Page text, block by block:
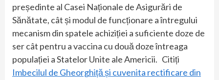
președinte al Casei Naționale de Asigurări de
Sănătate, cât și modul de funcționare a întregului
mecanism din spatele achiziției a suficiente doze de
ser cât pentru a vaccina cu două doze întreaga
populației a Statelor Unite ale Americii. Citiți
Imbecilul de Gheorghiță și cuvenita rectificare din